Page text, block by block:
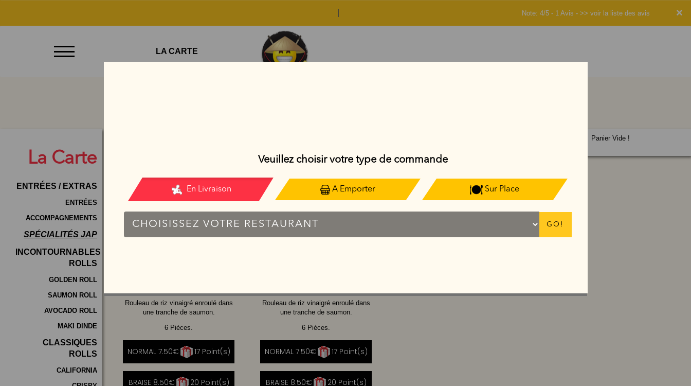
×
Note: 4/5 - 1 Avis - >> voir la liste des avis
Emporter
Contact
Mentions
Légales
Programme
De
Fidélité
Vos
Avis
de
LA CARTE
La Carte
ENTRÉES / EXTRAS
ENTRÉES
ACCOMPAGNEMENTS
SPÉCIALITÉS JAP
INCONTOURNABLES
ROLLS
GOLDEN ROLL
SAUMON ROLL
AVOCADO ROLL
MAKI DINDE
CLASSIQUES
ROLLS
CALIFORNIA
Rouleau de riz vinaigré enroulé dans
une tranche de saumon.
6 Pièces.
NORMAL 7.50€ 17 Point(s)
BRAISE 8.50€ 20 Point(s)
Rouleau de riz vinaigré enroulé dans
une tranche de saumon.
6 Pièces.
NORMAL 7.50€ 17 Point(s)
BRAISE 8.50€ 20 Point(s)
Panier Vide !